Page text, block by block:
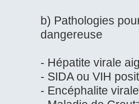
b) Pathologies
dangereuse
- Hépatite virale
- SIDA ou VIH
- Encéphalite